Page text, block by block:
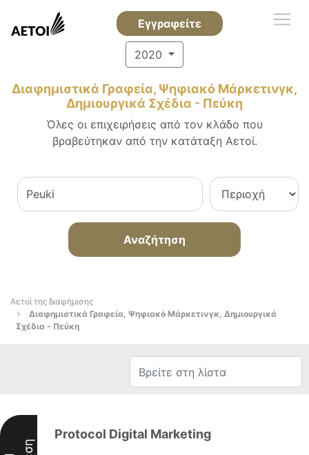
Εγγραφείτε
2020
Διαφημιστικά Γραφεία, Ψηφιακό Μάρκετινγκ,
Δημιουργικά Σχέδια - Πεύκη
Όλες οι επιχειρήσεις από τον κλάδο που
βραβεύτηκαν από την κατάταξη Αετοί.
Αναζήτηση
Αετοί της διαφήμισης
Διαφημιστικά Γραφεία, Ψηφιακό Μάρκετινγκ, Δημιουργικά
Σχέδια - Πεύκη
I
Protocol Digital Marketing